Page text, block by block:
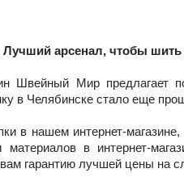
арсенал, чтобы шить
Швейный Мир предлагает
в Челябинске стало еще
в нашем интернет-
материалов в интернет-
гарантию лучшей цены на